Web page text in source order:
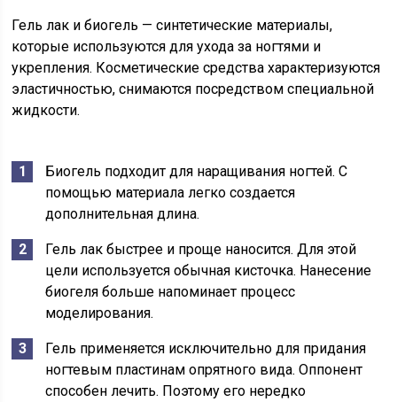
Гель лак и биогель — синтетические материалы,
которые используются для ухода за ногтями и
укрепления. Косметические средства характеризуются
эластичностью, снимаются посредством специальной
жидкости.
Биогель подходит для наращивания ногтей. С
помощью материала легко создается
дополнительная длина.
Гель лак быстрее и проще наносится. Для этой
цели используется обычная кисточка. Нанесение
биогеля больше напоминает процесс
моделирования.
Гель применяется исключительно для придания
ногтевым пластинам опрятного вида. Оппонент
способен лечить. Поэтому его нередко